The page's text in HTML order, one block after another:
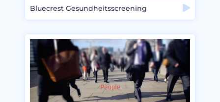
Bluecrest Gesundheitsscreening